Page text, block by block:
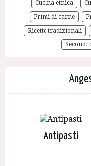
Cucina etnica
Primi di carne
Ricette tradizionali
Secondi
Antipasti